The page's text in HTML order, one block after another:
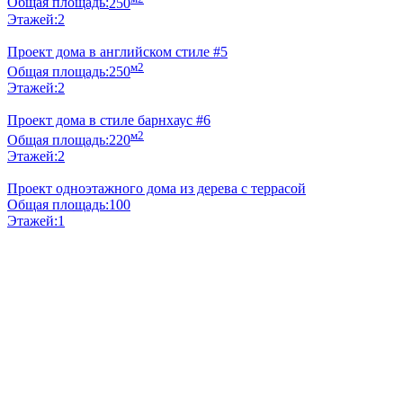
Этажей:2
Проект дома в английском стиле #5
Общая площадь:250м2
Этажей:2
Проект дома в стиле барнхаус #6
Общая площадь:220м2
Этажей:2
Проект одноэтажного дома из дерева с террасой
Общая площадь:100
Этажей:1